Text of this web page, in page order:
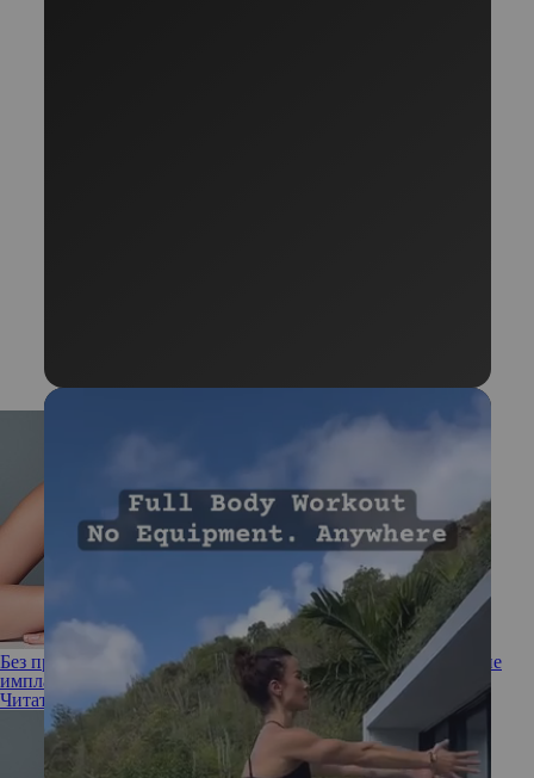
Без преувеличения: кому стоит выбрать подтяжку груди, а не
имплантаты
Читать полностью